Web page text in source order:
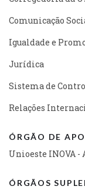
Comunicação
Igualdade e
Jurídica
Sistema de
Relações
ÓRGÃO DE
Unioeste INOVA -
ÓRGÃOS